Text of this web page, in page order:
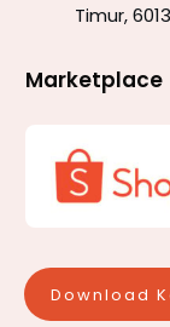
Timur,
Marketplace
Download